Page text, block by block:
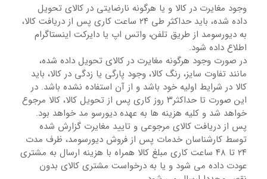
وجود مغایرت در کالا و یا هرگونه نارضایتی در کالای تحویل
داده شده، باید حداکثر طی ۲۴ ساعت کاری پس از دریافت کالا،
به دیورسومد از طریق تلفن، واتس اپ یا دایرکت اینستاگرام
اطلاع داده شود.
در صورت وجود هرگونه مغایرت در کالای تحویل داده شده،
مانند تفاوت سایز، رنگ کالا، وجود پارگی یا زدگی در کالا، باید
کالا در شرایط اولیه خود باشد و از آن استفاده نشده باشد. در
این صورت تا حداکثر۳ روز کاری پس از تحویل کالا، کالا مرجوع
خواهد شد و کلیه هزینه ها به عهده دیورسو مد خواهد بود.
پس از دریافت کالای مرجوعی و تایید مغایرت گزارش شده
توسط کارشناسان خدمات پس از فروش دیورسومد، ظرف مدت
۲۴ تا ۴۸ ساعت کاری مبلغ کالا همراه با هزینه ارسال به مشتری
عودت داده می شود و یا به درخواست مشتری کالای بدون